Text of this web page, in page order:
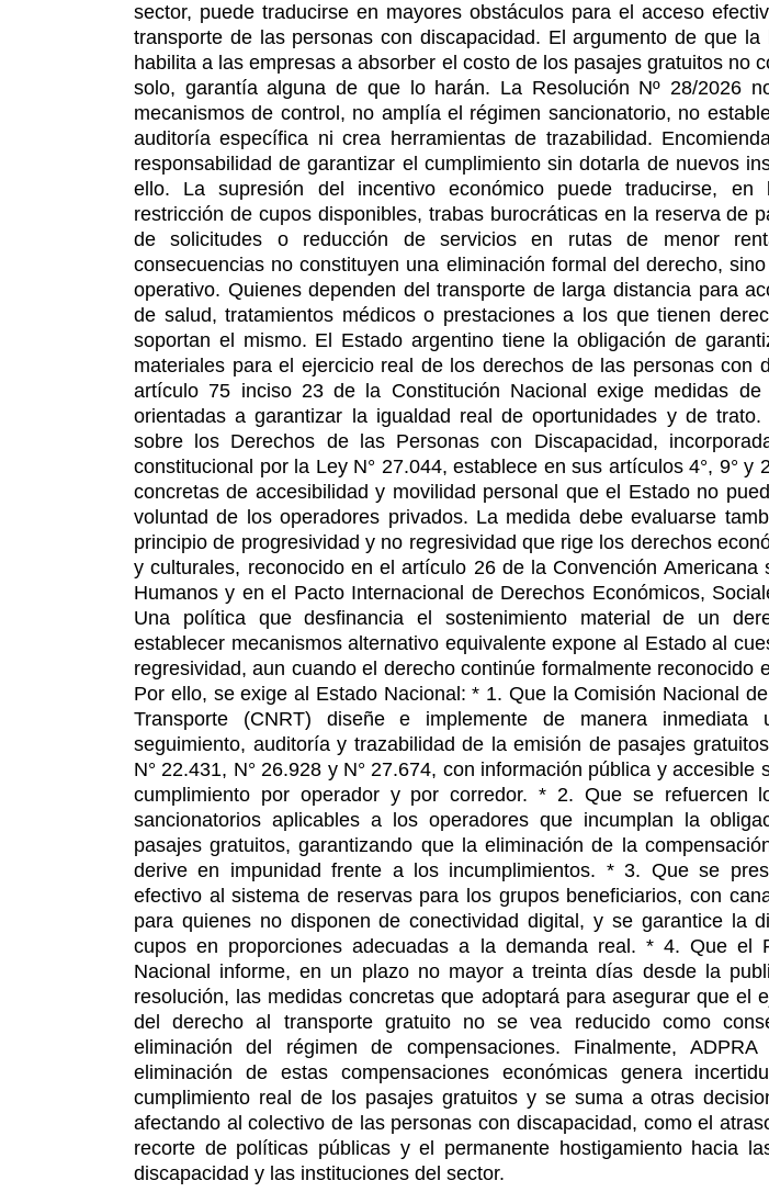
sector, puede traducirse en mayores obstáculos para el acceso
transporte de las personas con discapacidad. El argumento de que la
habilita a las empresas a absorber el costo de los pasajes gratuitos no
solo, garantía alguna de que lo harán. La Resolución Nº 28/2026
mecanismos de control, no amplía el régimen sancionatorio, no
auditoría específica ni crea herramientas de trazabilidad.
responsabilidad de garantizar el cumplimiento sin dotarla de nuevos
ello. La supresión del incentivo económico puede traducirse, en
restricción de cupos disponibles, trabas burocráticas en la reserva de
de solicitudes o reducción de servicios en rutas de menor
consecuencias no constituyen una eliminación formal del derecho,
operativo. Quienes dependen del transporte de larga distancia para
de salud, tratamientos médicos o prestaciones a los que tienen
soportan el mismo. El Estado argentino tiene la obligación de
materiales para el ejercicio real de los derechos de las personas con
artículo 75 inciso 23 de la Constitución Nacional exige medidas de
orientadas a garantizar la igualdad real de oportunidades y de trato.
sobre los Derechos de las Personas con Discapacidad,
constitucional por la Ley N° 27.044, establece en sus artículos 4°, 9° y
concretas de accesibilidad y movilidad personal que el Estado no
voluntad de los operadores privados. La medida debe evaluarse
principio de progresividad y no regresividad que rige los derechos
y culturales, reconocido en el artículo 26 de la Convención Americana
Humanos y en el Pacto Internacional de Derechos Económicos,
Una política que desfinancia el sostenimiento material de un
establecer mecanismos alternativo equivalente expone al Estado al
regresividad, aun cuando el derecho continúe formalmente reconocido
Por ello, se exige al Estado Nacional: * 1. Que la Comisión Nacional
Transporte (CNRT) diseñe e implemente de manera inmediata
seguimiento, auditoría y trazabilidad de la emisión de pasajes
N° 22.431, N° 26.928 y N° 27.674, con información pública y accesible
cumplimiento por operador y por corredor. * 2. Que se refuercen
sancionatorios aplicables a los operadores que incumplan la
pasajes gratuitos, garantizando que la eliminación de la
derive en impunidad frente a los incumplimientos. * 3. Que se
efectivo al sistema de reservas para los grupos beneficiarios, con
para quienes no disponen de conectividad digital, y se garantice la
cupos en proporciones adecuadas a la demanda real. * 4. Que el
Nacional informe, en un plazo no mayor a treinta días desde la
resolución, las medidas concretas que adoptará para asegurar que el
del derecho al transporte gratuito no se vea reducido como
eliminación del régimen de compensaciones. Finalmente,
eliminación de estas compensaciones económicas genera
cumplimiento real de los pasajes gratuitos y se suma a otras
afectando al colectivo de las personas con discapacidad, como el
recorte de políticas públicas y el permanente hostigamiento hacia
discapacidad y las instituciones del sector.